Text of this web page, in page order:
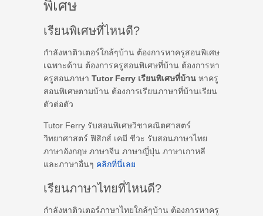
พิเศษ
เรียนพิเศษที่ไหนดี?
กำลังหาติวเตอร์ใกล้ๆบ้าน ต้องการหาครูสอนพิเศษ
เฉพาะด้าน ต้องการครูสอนพิเศษที่บ้าน ต้องการหา
ครูสอนภาษา Tutor Ferry เรียนพิเศษที่บ้าน หาครู
สอนพิเศษตามบ้าน ต้องการเรียนภาษาที่บ้านเรียน
ตัวต่อตัว
Tutor Ferry รับสอนพิเศษวิชาคณิตศาสตร์
วิทยาศาสตร์ ฟิสิกส์ เคมี ชีวะ รับสอนภาษาไทย
ภาษาอังกฤษ ภาษาจีน ภาษาญี่ปุ่น ภาษาเกาหลี
และภาษาอื่นๆ คลิกที่นี่เลย
เรียนภาษาไทยที่ไหนดี?
กำลังหาติวเตอร์ภาษาไทยใกล้ๆบ้าน ต้องการหาครู